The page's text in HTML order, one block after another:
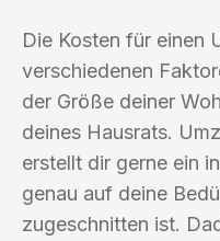
Die Kosten für einen
verschiedenen
der Größe deiner
deines Hausrats.
erstellt dir gerne ein
genau auf deine
zugeschnitten ist.